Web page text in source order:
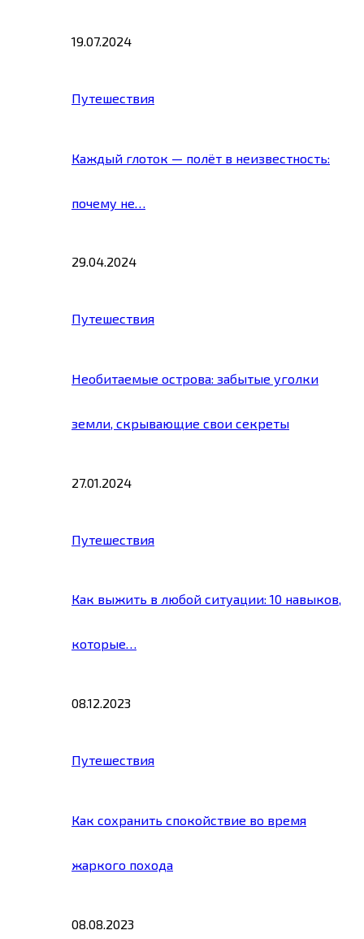
19.07.2024
Путешествия
Каждый глоток — полёт в неизвестность:
почему не…
29.04.2024
Путешествия
Необитаемые острова: забытые уголки
земли, скрывающие свои секреты
27.01.2024
Путешествия
Как выжить в любой ситуации: 10 навыков,
которые…
08.12.2023
Путешествия
Как сохранить спокойствие во время
жаркого похода
08.08.2023